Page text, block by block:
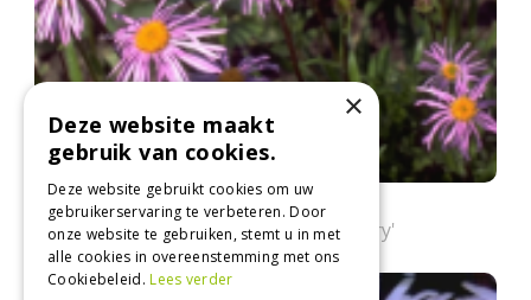
Aster
Aster tongolensis 'Napsbury'
×
Deze website maakt
gebruik van cookies.
Deze website gebruikt cookies om uw
gebruikerservaring te verbeteren. Door
onze website te gebruiken, stemt u in met
alle cookies in overeenstemming met ons
Cookiebeleid.Lees verder